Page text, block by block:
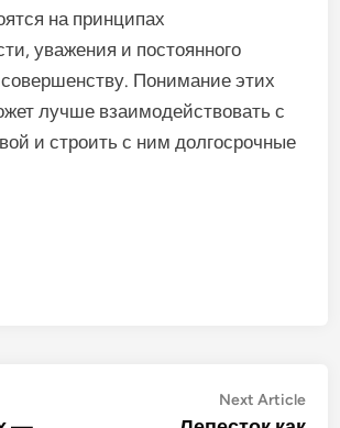
на принципах
уважения и постоянного
Понимание этих
лучше взаимодействовать с
и строить с ним долгосрочные
Next Article